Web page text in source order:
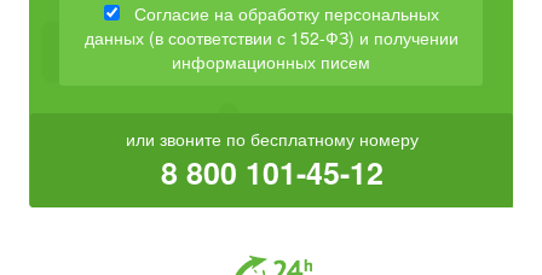
Согласие на обработку персональных
данных (в соответствии с 152-ФЗ) и получении
информационных писем
или звоните по бесплатному номеру
8 800 101-45-12